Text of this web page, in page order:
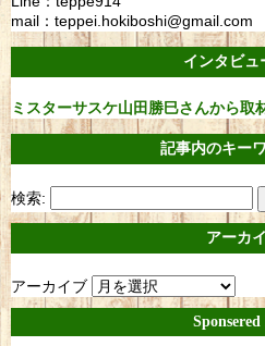
mail：teppei.hokiboshi@gmail.com
インタビュ
ミスターサスケ山田勝巳さんから取
記事内のキー
検索:
アーカ
アーカイブ